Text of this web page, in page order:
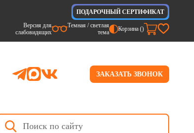
ПОДАРОЧНЫЙ СЕРТИФИКАТ
Версия для
слабовидящих
Темная / светлая
тема
Корзина ()
ЗАКАЗАТЬ ЗВОНОК